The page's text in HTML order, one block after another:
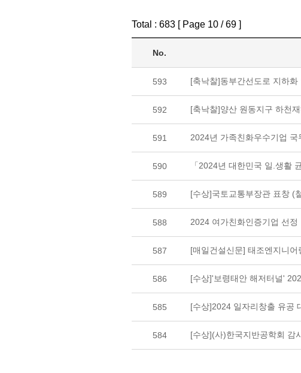
Total : 683 [ Page 10 / 69 ]
No.
593 [축낙찰]동부간선도로 지하
592 [축낙찰]양산 원동지구 하천
591 2024년 가족친화우수기업 국
590 「2024년 대한민국 일.생활
589 [수상]국토교통부장관 표창 (
588 2024 여가친화인증기업 선정
587 [매일건설신문] 태조엔지니어
586 [수상]'보령태안 해저터널'
585 [수상]2024 일자리창출 유공
584 [수상](사)한국지반공학회 감